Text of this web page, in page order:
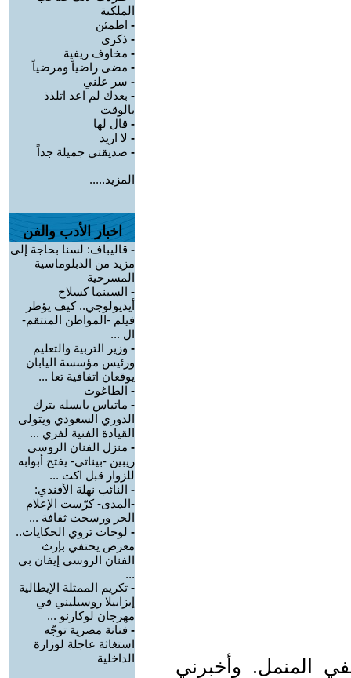
المنمل. وأخبرني
الملكية
- اطمئن
- ذكرى
- مخاوف ريفية
- مضى راضياً ومرضياً
- سر علني
- بعدك لم اعد اتلذذ
بالوقت
- قال لها
- لا اريد
- صديقتي جميلة جداً
المزيد.....
اخبار الأدب والفن
- قاليباف: لسنا بحاجة إلى
مزيد من الدبلوماسية
المسرحية
- السينما كسلاح
أيديولوجي.. كيف يؤطر
فيلم -المواطن المنتقم-
ال ...
- وزير التربية والتعليم
ورئيس مؤسسة اليابان
يوقعان اتفاقية تعا ...
- الطاغوت
- ماتياس يايسله يترك
الدوري السعودي ويتولى
القيادة الفنية لفري ...
- منزل الفنان الروسي
ريبين -بيناتي- يفتح أبوابه
للزوار قبل اكت ...
- النائب نهلة الأفندي:
-المدى- كرّست الإعلام
الحر ورسخت ثقافة ...
- لوحات تروي الحكايات..
معرض يحتفي بإرث
الفنان الروسي إيفان بي
...
- تكريم الممثلة الإيطالية
إيزابيلا روسيليني في
مهرجان لوكارنو ...
- فنانة مصرية توجّه
استغاثة عاجلة لوزارة
الداخلية